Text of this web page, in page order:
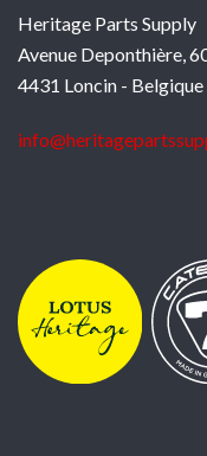
Heritage Parts Supply
Avenue Deponthière,
4431 Loncin - Belgique